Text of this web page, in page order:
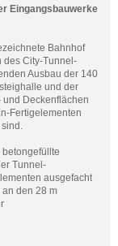
Eingangsbauwerke
Bahnhof
des City-Tunnel-
Ausbau der 140
und der
und Deckenflächen
Fertigelementen
Tunnel-
ausgefacht
den 28 m